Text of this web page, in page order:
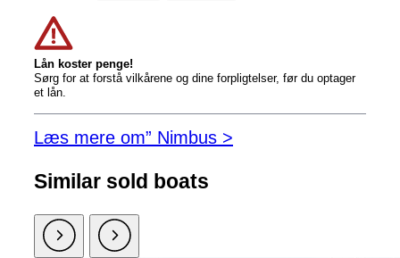
Lån koster penge!
Sørg for at forstå vilkårene og dine forpligtelser, før du optager
et lån.
Læs mere om” Nimbus >
Similar sold boats